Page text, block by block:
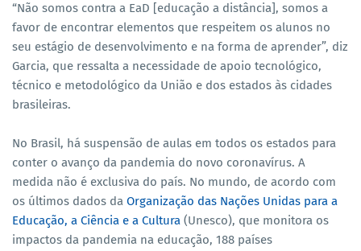
“Não somos contra a EaD [educação a distância], somos a
favor de encontrar elementos que respeitem os alunos no
seu estágio de desenvolvimento e na forma de aprender”, diz
Garcia, que ressalta a necessidade de apoio tecnológico,
técnico e metodológico da União e dos estados às cidades
brasileiras.
No Brasil, há suspensão de aulas em todos os estados para
conter o avanço da pandemia do novo coronavírus. A
medida não é exclusiva do país. No mundo, de acordo com
os últimos dados da Organização das Nações Unidas para a
Educação, a Ciência e a Cultura (Unesco), que monitora os
impactos da pandemia na educação, 188 países